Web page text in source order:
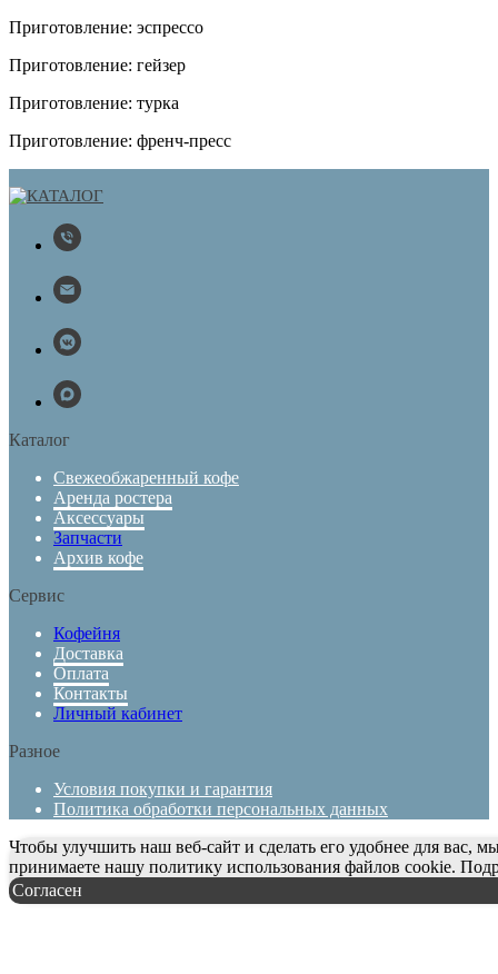
Приготовление: эспрессо
Приготовление: гейзер
Приготовление: турка
Приготовление: френч-пресс
Каталог
Свежеобжаренный кофе
Аренда ростера
Аксессуары
Запчасти
Архив кофе
Сервис
Кофейня
Доставка
Оплата
Контакты
Личный кабинет
Разное
Условия покупки и гарантия
Политика обработки персональных данных
Чтобы улучшить наш веб-сайт и сделать его удобнее для вас,
принимаете нашу политику использования файлов cookie.
Согласен